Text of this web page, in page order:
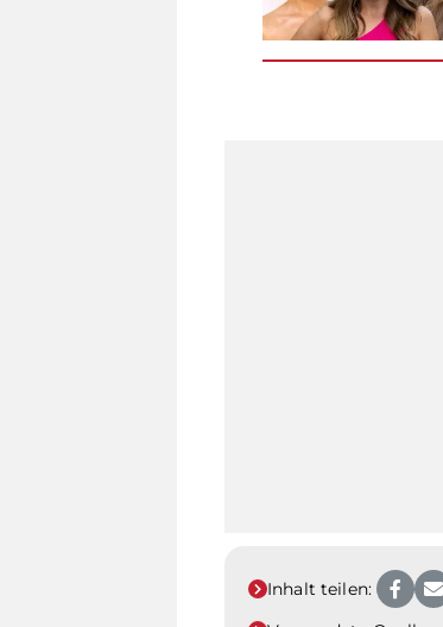
Inhalt teilen: